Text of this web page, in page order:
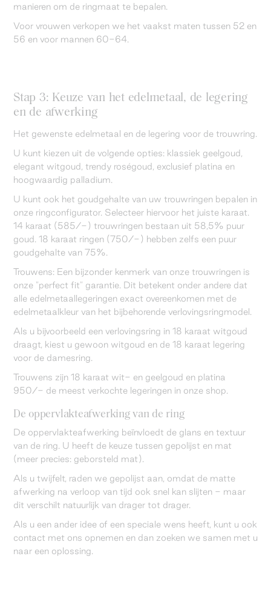
manieren om de ringmaat te bepalen.
Voor vrouwen verkopen we het vaakst maten tussen 52 en
56 en voor mannen 60-64.
Stap 3: Keuze van het edelmetaal, de legering
en de afwerking
Het gewenste edelmetaal en de legering voor de trouwring.
U kunt kiezen uit de volgende opties: klassiek geelgoud,
elegant witgoud, trendy roségoud, exclusief platina en
hoogwaardig palladium.
U kunt ook het goudgehalte van uw trouwringen bepalen in
onze ringconfigurator. Selecteer hiervoor het juiste karaat.
14 karaat (585/-) trouwringen bestaan uit 58,5% puur
goud. 18 karaat ringen (750/-) hebben zelfs een puur
goudgehalte van 75%.
Trouwens: Een bijzonder kenmerk van onze trouwringen is
onze "perfect fit" garantie. Dit betekent onder andere dat
alle edelmetaallegeringen exact overeenkomen met de
edelmetaalkleur van het bijbehorende verlovingsringmodel.
Als u bijvoorbeeld een verlovingsring in 18 karaat witgoud
draagt, kiest u gewoon witgoud en de 18 karaat legering
voor de damesring.
Trouwens zijn 18 karaat wit- en geelgoud en platina
950/- de meest verkochte legeringen in onze shop.
De oppervlakteafwerking van de ring
De oppervlakteafwerking beïnvloedt de glans en textuur
van de ring. U heeft de keuze tussen gepolijst en mat
(meer precies: geborsteld mat).
Als u twijfelt, raden we gepolijst aan, omdat de matte
afwerking na verloop van tijd ook snel kan slijten - maar
dit verschilt natuurlijk van drager tot drager.
Als u een ander idee of een speciale wens heeft, kunt u ook
contact met ons opnemen en dan zoeken we samen met u
naar een oplossing.